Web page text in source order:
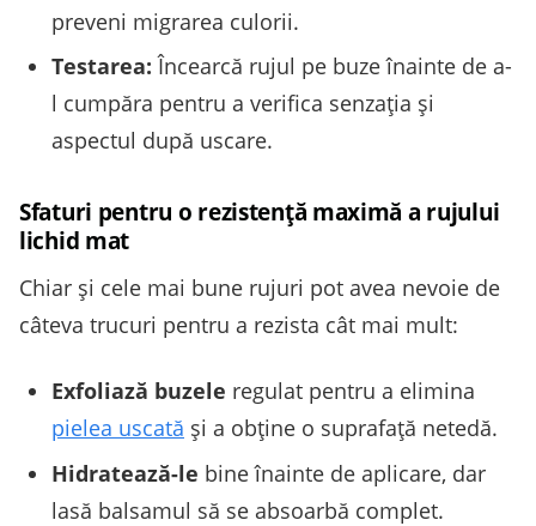
preveni migrarea culorii.
Testarea: Încearcă rujul pe buze înainte de a-
l cumpăra pentru a verifica senzația și
aspectul după uscare.
Sfaturi pentru o rezistență maximă a rujului
lichid mat
Chiar și cele mai bune rujuri pot avea nevoie de
câteva trucuri pentru a rezista cât mai mult:
Exfoliază buzele regulat pentru a elimina
pielea uscată și a obține o suprafață netedă.
Hidratează-le bine înainte de aplicare, dar
lasă balsamul să se absoarbă complet.